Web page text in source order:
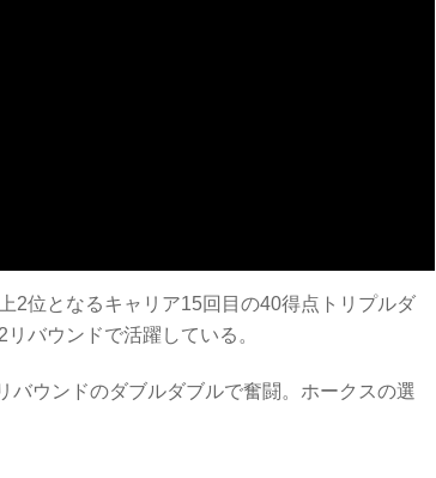
2位となるキャリア15回目の40得点トリプルダ
バウンドで活躍している。
ウンドのダブルダブルで奮闘。ホークスの選